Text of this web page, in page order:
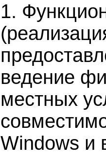
1.
ведение
местных
Windows и